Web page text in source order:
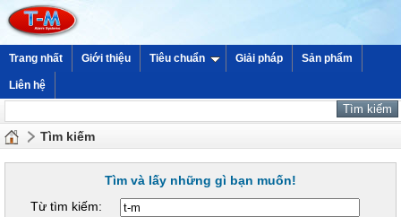
Trang nhất Giới thiệu Tiêu chuẩn Giải pháp Sản phẩm
Liên hệ
Tìm kiếm
Tìm và lấy những gì bạn muốn!
Từ tìm kiếm: